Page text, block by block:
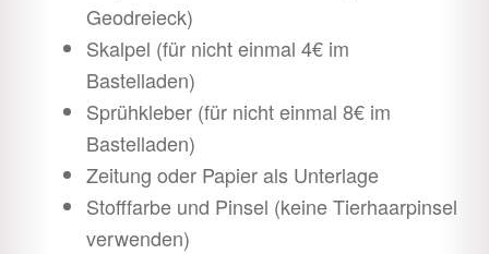
Youth
Downloads
Shop
Geodreieck)
Skalpel (für nicht einmal 4€ im
Bastelladen)
Sprühkleber (für nicht einmal 8€ im
Bastelladen)
Zeitung oder Papier als Unterlage
Stofffarbe und Pinsel (keine Tierhaarpinsel
verwenden)